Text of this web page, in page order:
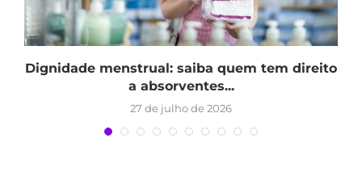
Dignidade menstrual: saiba quem tem direito
a absorventes...
27 de julho de 2026